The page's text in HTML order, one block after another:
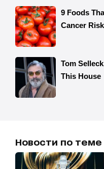
Новости по теме